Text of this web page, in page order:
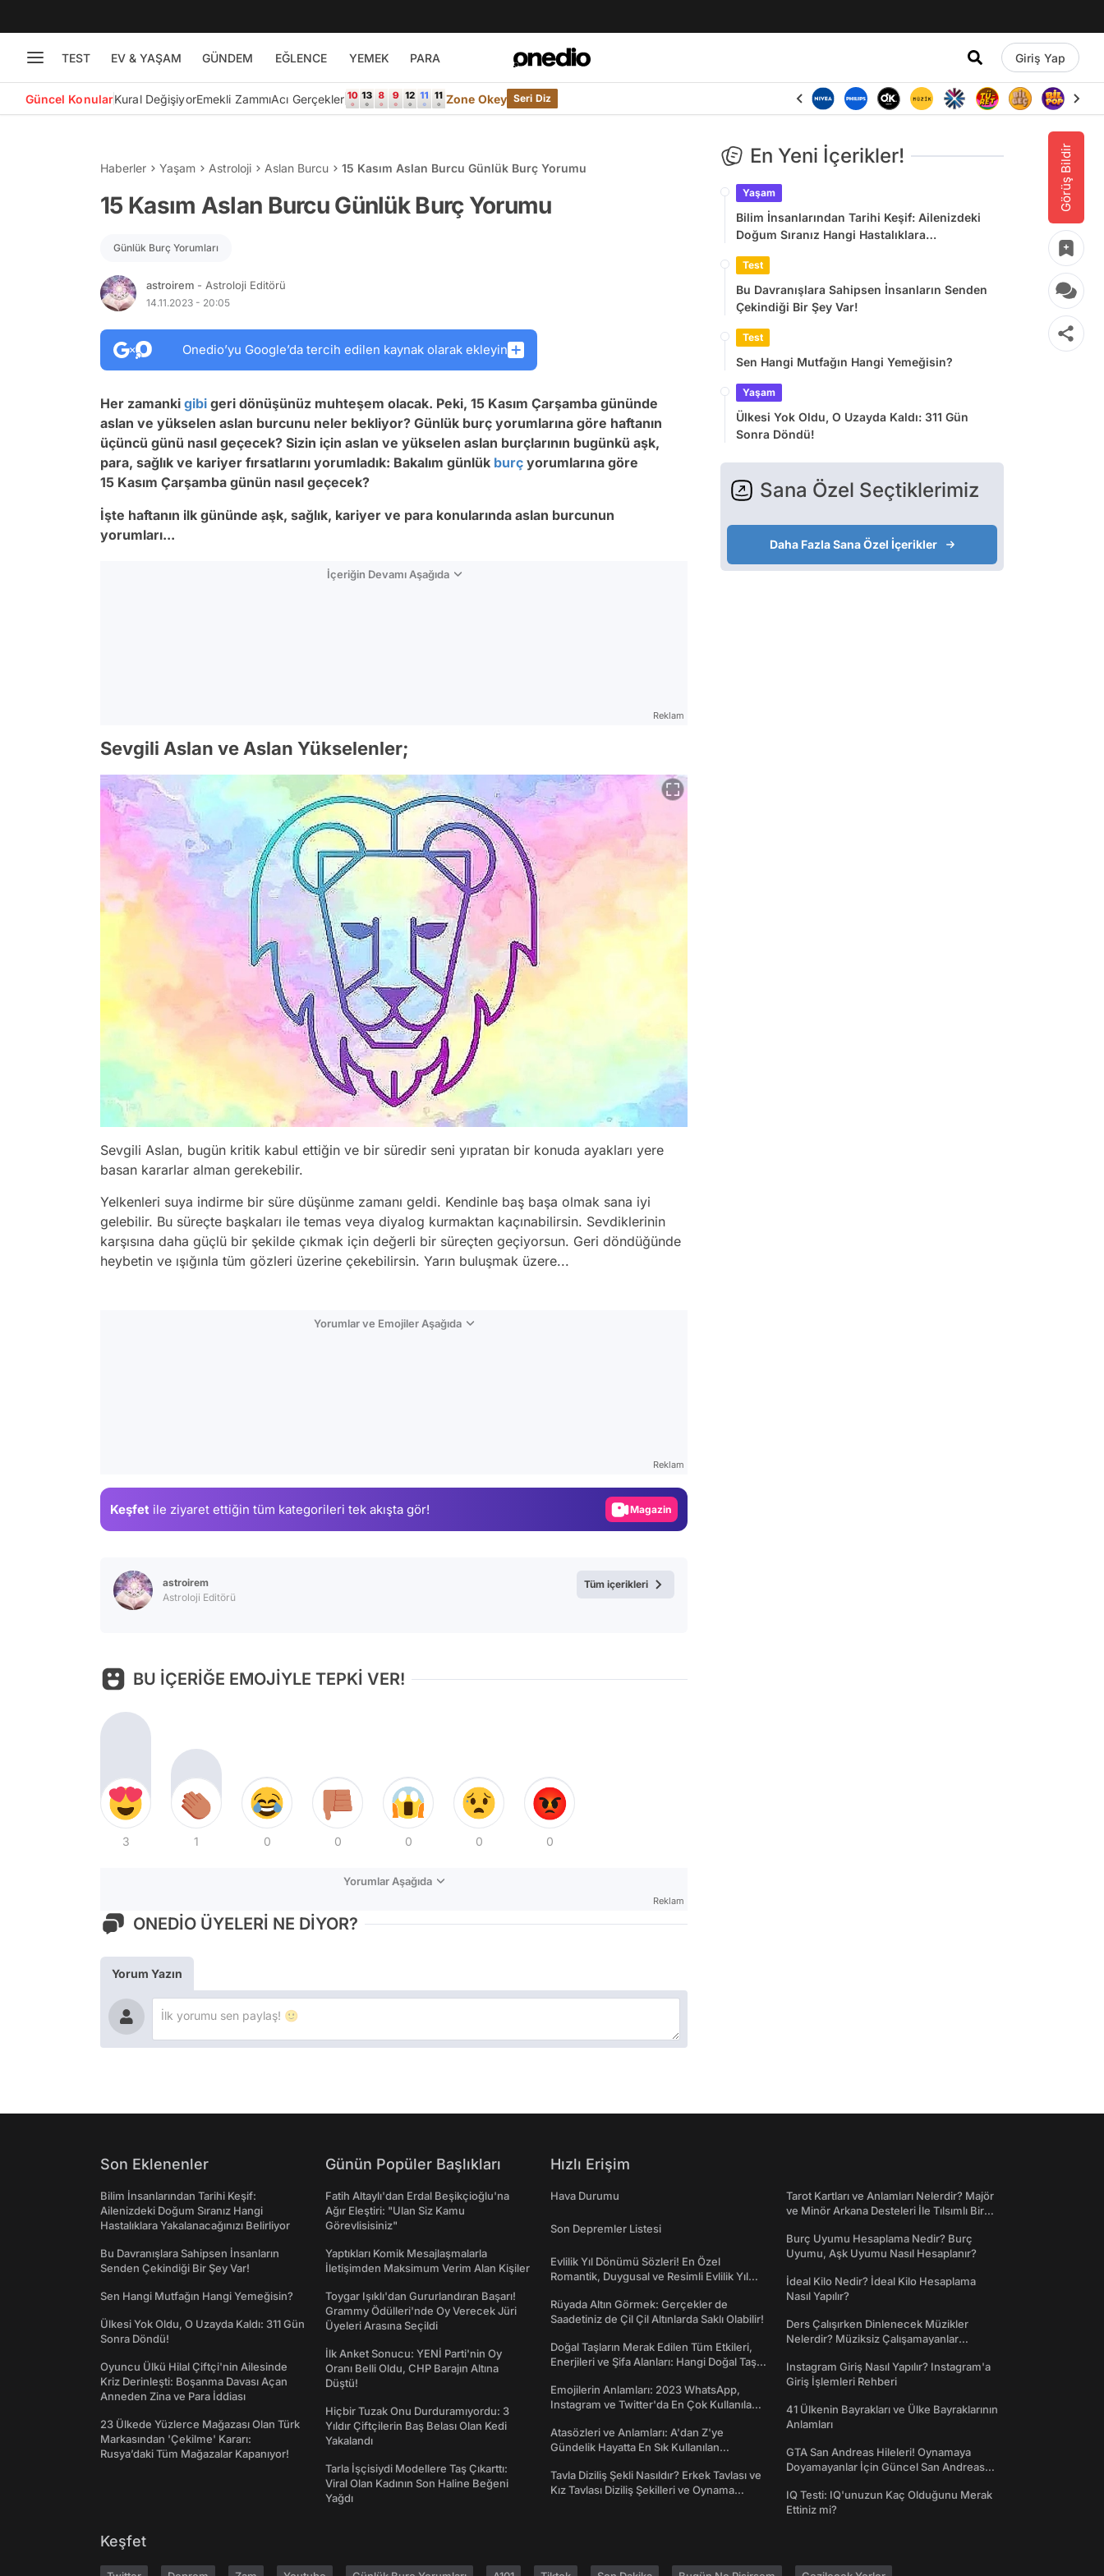
TEST EV & YAŞAM GÜNDEM EĞLENCE YEMEK PARA Giriş Yap
Güncel KonularKural DeğişiyorEmekli ZammıAcı Gerçekler Zone Okey Seri Diz
Görüş Bildir
Haberler Yaşam Astroloji Aslan Burcu 15 Kasım Aslan Burcu Günlük Burç Yorumu
15 Kasım Aslan Burcu Günlük Burç Yorumu
Günlük Burç Yorumları
astroirem - Astroloji Editörü
14.11.2023 - 20:05
Onedio’yu Google’da tercih edilen kaynak olarak ekleyin
Her zamanki gibi geri dönüşünüz muhteşem olacak. Peki, 15 Kasım Çarşamba gününde
aslan ve yükselen aslan burcunu neler bekliyor? Günlük burç yorumlarına göre haftanın
üçüncü günü nasıl geçecek? Sizin için aslan ve yükselen aslan burçlarının bugünkü aşk,
para, sağlık ve kariyer fırsatlarını yorumladık: Bakalım günlük burç yorumlarına göre
15 Kasım Çarşamba günün nasıl geçecek?
İşte haftanın ilk gününde aşk, sağlık, kariyer ve para konularında aslan burcunun
yorumları...
İçeriğin Devamı Aşağıda
Reklam
Sevgili Aslan ve Aslan Yükselenler;
Sevgili Aslan, bugün kritik kabul ettiğin ve bir süredir seni yıpratan bir konuda ayakları yere
basan kararlar alman gerekebilir.
Yelkenleri suya indirme bir süre düşünme zamanı geldi. Kendinle baş başa olmak sana iyi
gelebilir. Bu süreçte başkaları ile temas veya diyalog kurmaktan kaçınabilirsin. Sevdiklerinin
karşısına daha güçlü bir şekilde çıkmak için değerli bir süreçten geçiyorsun. Geri döndüğünde
heybetin ve ışığınla tüm gözleri üzerine çekebilirsin. Yarın buluşmak üzere...
Yorumlar ve Emojiler Aşağıda
Reklam
Keşfet ile ziyaret ettiğin tüm kategorileri tek akışta gör! Magazin
astroirem
Astroloji Editörü
Tüm içerikleri
BU İÇERİĞE EMOJİYLE TEPKİ VER!
3 1 0 0 0 0 0
Yorumlar Aşağıda
Reklam
ONEDİO ÜYELERİ NE DİYOR?
Yorum Yazın
En Yeni İçerikler!
Yaşam
Bilim İnsanlarından Tarihi Keşif: Ailenizdeki
Doğum Sıranız Hangi Hastalıklara
Test
Bu Davranışlara Sahipsen İnsanların Senden
Çekindiği Bir Şey Var!
Test
Sen Hangi Mutfağın Hangi Yemeğisin?
Yaşam
Ülkesi Yok Oldu, O Uzayda Kaldı: 311 Gün
Sonra Döndü!
Sana Özel Seçtiklerimiz
Daha Fazla Sana Özel İçerikler
Son Eklenenler
Bilim İnsanlarından Tarihi Keşif:
Ailenizdeki Doğum Sıranız Hangi
Hastalıklara Yakalanacağınızı Belirliyor
Bu Davranışlara Sahipsen İnsanların
Senden Çekindiği Bir Şey Var!
Sen Hangi Mutfağın Hangi Yemeğisin?
Ülkesi Yok Oldu, O Uzayda Kaldı: 311 Gün
Sonra Döndü!
Oyuncu Ülkü Hilal Çiftçi'nin Ailesinde
Kriz Derinleşti: Boşanma Davası Açan
Anneden Zina ve Para İddiası
23 Ülkede Yüzlerce Mağazası Olan Türk
Markasından 'Çekilme' Kararı:
Rusya’daki Tüm Mağazalar Kapanıyor!
Günün Popüler Başlıkları
Fatih Altaylı'dan Erdal Beşikçioğlu'na
Ağır Eleştiri: "Ulan Siz Kamu
Görevlisisiniz"
Yaptıkları Komik Mesajlaşmalarla
İletişimden Maksimum Verim Alan Kişiler
Toygar Işıklı'dan Gururlandıran Başarı!
Grammy Ödülleri'nde Oy Verecek Jüri
Üyeleri Arasına Seçildi
İlk Anket Sonucu: YENİ Parti'nin Oy
Oranı Belli Oldu, CHP Barajın Altına
Düştü!
Hiçbir Tuzak Onu Durduramıyordu: 3
Yıldır Çiftçilerin Baş Belası Olan Kedi
Yakalandı
Tarla İşçisiydi Modellere Taş Çıkarttı:
Viral Olan Kadının Son Haline Beğeni
Yağdı
Hızlı Erişim
Hava Durumu
Son Depremler Listesi
Evlilik Yıl Dönümü Sözleri! En Özel
Romantik, Duygusal ve Resimli Evlilik Yıl
Rüyada Altın Görmek: Gerçekler de
Saadetiniz de Çil Çil Altınlarda Saklı Olabilir!
Doğal Taşların Merak Edilen Tüm Etkileri,
Enerjileri ve Şifa Alanları: Hangi Doğal Taş
Emojilerin Anlamları: 2023 WhatsApp,
Instagram ve Twitter'da En Çok Kullanılan
Atasözleri ve Anlamları: A'dan Z'ye
Gündelik Hayatta En Sık Kullanılan
Tavla Diziliş Şekli Nasıldır? Erkek Tavlası ve
Kız Tavlası Diziliş Şekilleri ve Oynama
Tarot Kartları ve Anlamları Nelerdir? Majör
ve Minör Arkana Desteleri İle Tılsımlı Bir
Burç Uyumu Hesaplama Nedir? Burç
Uyumu, Aşk Uyumu Nasıl Hesaplanır?
İdeal Kilo Nedir? İdeal Kilo Hesaplama
Nasıl Yapılır?
Ders Çalışırken Dinlenecek Müzikler
Nelerdir? Müziksiz Çalışamayanlar
Instagram Giriş Nasıl Yapılır? Instagram'a
Giriş İşlemleri Rehberi
41 Ülkenin Bayrakları ve Ülke Bayraklarının
Anlamları
GTA San Andreas Hileleri! Oynamaya
Doyamayanlar İçin Güncel San Andreas
IQ Testi: IQ'unuzun Kaç Olduğunu Merak
Ettiniz mi?
Keşfet